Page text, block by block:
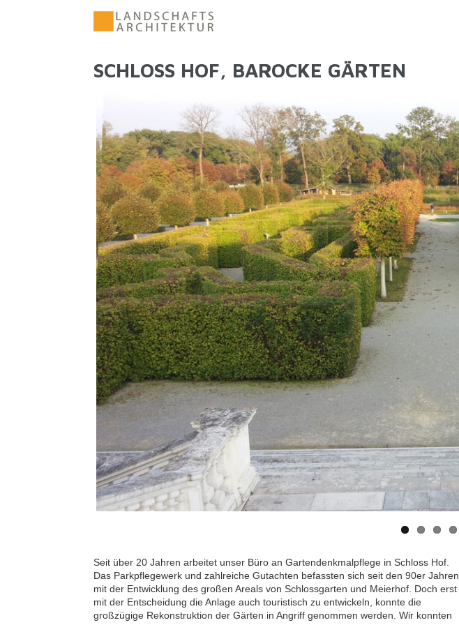
SIE SIND HIER
SCHLOSS HOF, BAROCKE GÄRTEN
Seit über 20 Jahren arbeitet unser Büro an Gartendenkmalpflege in Schloss Hof.
Das Parkpflegewerk und zahlreiche Gutachten befassten sich seit den 90er Jahren
mit der Entwicklung des großen Areals von Schlossgarten und Meierhof. Doch erst
mit der Entscheidung die Anlage auch touristisch zu entwickeln, konnte die
großzügige Rekonstruktion der Gärten in Angriff genommen werden. Wir konnten